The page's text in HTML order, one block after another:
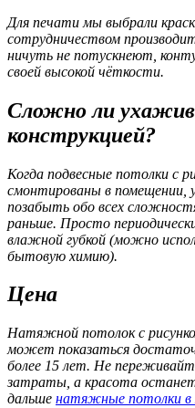
Для печати мы выбрали
сотрудничеством
ничуть не потускнеют,
своей высокой чёткости.
Сложно ли
конструкцией?
Когда подвесные потолки с
смонтированы в помещении,
позабыть обо всех
раньше. Просто
влажной губкой (можно
бытовую химию).
Цена
Натяжной потолок с
может показаться
более 15 лет. Не
затраты, а красота
дальше натяжные потолки в